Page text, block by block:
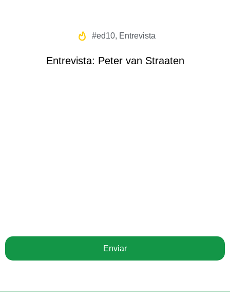
#ed10, Entrevista
Entrevista: Peter van Straaten
Enviar